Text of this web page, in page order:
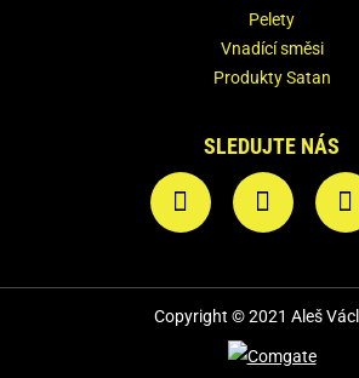
Pelety
Vnadící směsi
Produkty Satan
SLEDUJTE NÁS
Copyright © 2021 Aleš